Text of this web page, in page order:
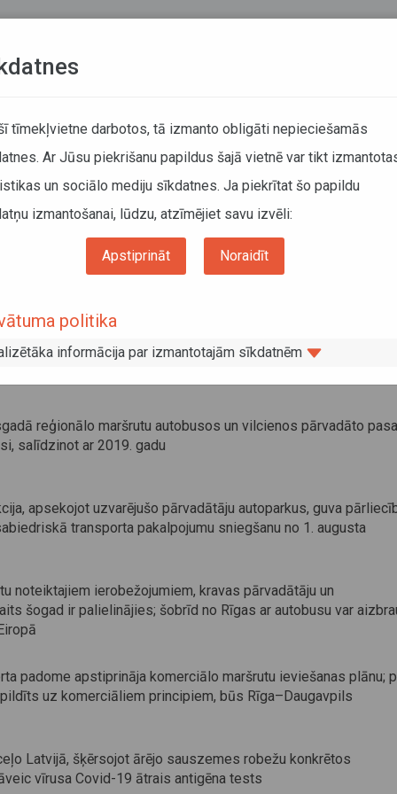
tīkla daļās stāsies spēkā jaunie līgumi ar pārvadātājiem;
vidējais vecums būs 4,6 gadi
reģionālo maršrutu autobusos un vilcienos pārvadāto
salīdzinot ar 2019. gadu
apsekojot uzvarējušo pārvadātāju autoparkus, guva
transporta pakalpojumu sniegšanu no 1. augusta
noteiktajiem ierobežojumiem, kravas pārvadātāju un
šogad ir palielinājies; šobrīd no Rīgas ar autobusu var
padome apstiprināja komerciālo maršrutu ieviešanas plānu;
uz komerciāliem principiem, būs Rīga–Daugavpils
Latvijā, šķērsojot ārējo sauszemes robežu konkrētos
vīrusa Covid-19 ātrais antigēna tests
tīmekļvietne darbotos, tā izmanto obligāti nepieciešamās
Ar Jūsu piekrišanu papildus šajā vietnē var tikt
un sociālo mediju sīkdatnes. Ja piekrītat šo papildu
izmantošanai, lūdzu, atzīmējiet savu izvēli:
Apstiprināt Noraidīt
politika
informācija par izmantotajām sīkdatnēm